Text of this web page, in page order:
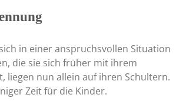
in einer anspruchsvollen Situation
die sie sich früher mit ihrem
liegen nun allein auf ihren Schultern.
Zeit für die Kinder.